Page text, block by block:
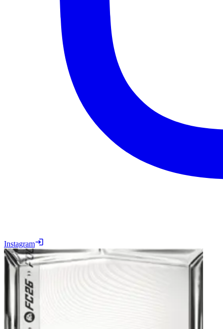
Instagram